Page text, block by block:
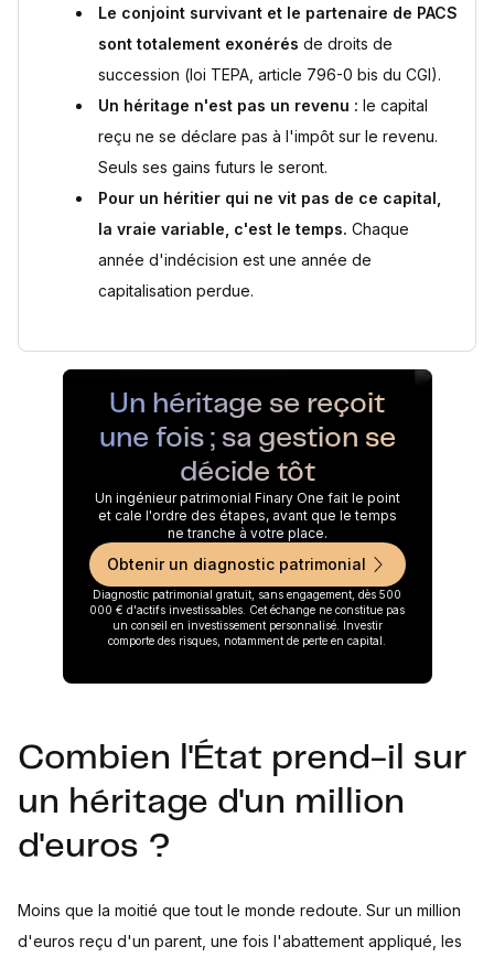
Le conjoint survivant et le partenaire de PACS
sont totalement exonérés de droits de
succession (loi TEPA, article 796-0 bis du CGI).
Un héritage n'est pas un revenu : le capital
reçu ne se déclare pas à l'impôt sur le revenu.
Seuls ses gains futurs le seront.
Pour un héritier qui ne vit pas de ce capital,
la vraie variable, c'est le temps. Chaque
année d'indécision est une année de
capitalisation perdue.
Un héritage se reçoit
une fois ; sa gestion se
décide tôt
Un ingénieur patrimonial Finary One fait le point
et cale l'ordre des étapes, avant que le temps
ne tranche à votre place.
Obtenir un diagnostic patrimonial
Diagnostic patrimonial gratuit, sans engagement, dès 500
000 € d'actifs investissables. Cet échange ne constitue pas
un conseil en investissement personnalisé. Investir
comporte des risques, notamment de perte en capital.
Combien l'État prend-il sur
un héritage d'un million
d'euros ?
Moins que la moitié que tout le monde redoute. Sur un million
d'euros reçu d'un parent, une fois l'abattement appliqué, les